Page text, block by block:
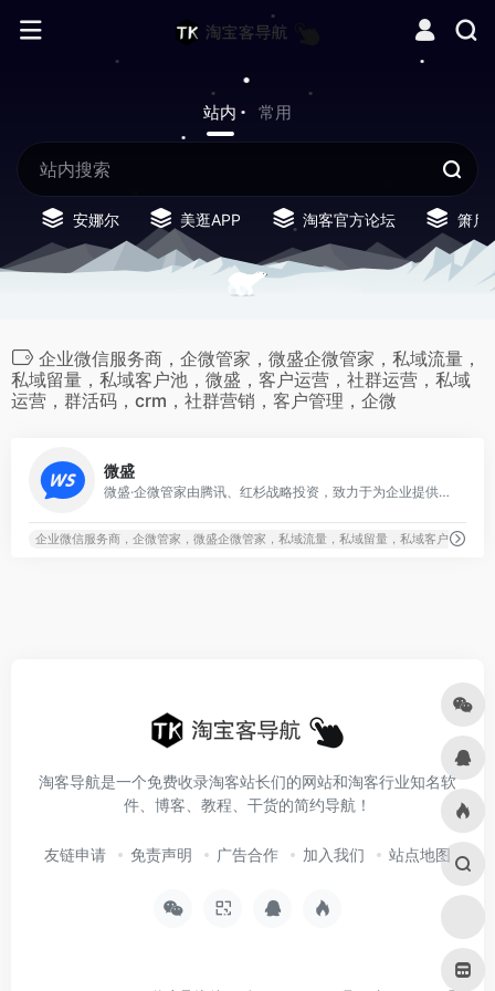
站内 常用
安娜尔 美逛APP 淘客官方论坛 箫启
企业微信服务商，企微管家，微盛企微管家，私域流量，
私域留量，私域客户池，微盛，客户运营，社群运营，私域
运营，群活码，crm，社群营销，客户管理，企微
微盛
微盛·企微管家由腾讯、红杉战略投资，致力于为企业提供一站式企业微信客户运营解决方案，目前产品已上架至企业微信应用市场和腾讯云官网，并在2020年荣膺“企业微信年度优秀合作伙伴”，腾讯云产品类“年度卓越合作伙伴”以及腾讯云启的年度创新奖。
企业微信服务商，企微管家，微盛企微管家，私域流量，私域留量，私域客户池，
淘客导航是一个免费收录淘客站长们的网站和淘客行业知名软
件、博客、教程、干货的简约导航！
友链申请 免责声明 广告合作 加入我们 站点地图